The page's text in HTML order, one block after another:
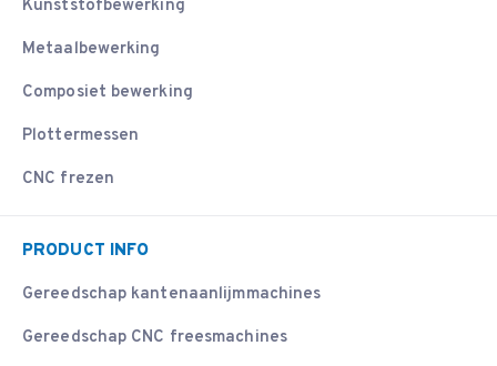
Kunststofbewerking
Metaalbewerking
Composiet bewerking
Plottermessen
CNC frezen
PRODUCT INFO
Gereedschap kantenaanlijmmachines
Gereedschap CNC freesmachines